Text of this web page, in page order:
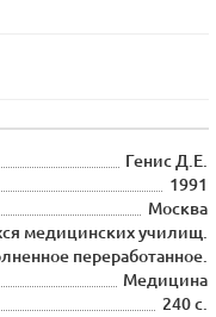
Генис Д.Е.
1991
Москва
медицинских училищ.
переработанное.
Медицина
240 с.